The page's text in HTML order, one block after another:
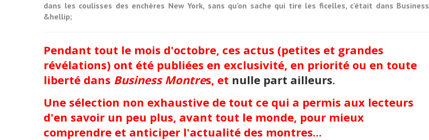
dans les coulisses des enchères New York, sans qu'on sache qui tire les ficelles, c'était dans Business
&hellip;
Pendant tout le mois d'octobre, ces actus (petites et grandes
révélations) ont été publiées en exclusivité, en priorité ou en toute
liberté dans Business Montres, et nulle part ailleurs.
Une sélection non exhaustive de tout ce qui a permis aux lecteurs
d'en savoir un peu plus, avant tout le monde, pour mieux
comprendre et anticiper l'actualité des montres...